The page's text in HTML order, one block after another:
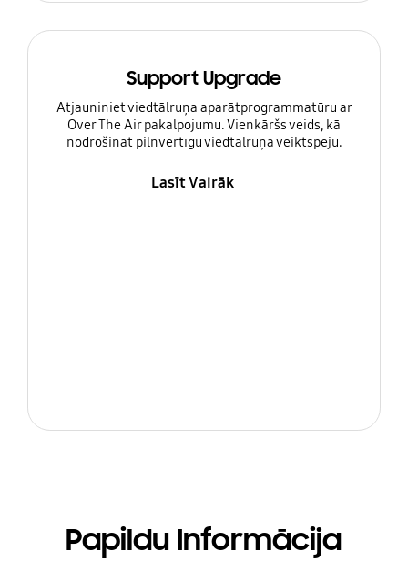
Support Upgrade
Atjauniniet viedtālruņa aparātprogrammatūru ar
Over The Air pakalpojumu. Vienkāršs veids, kā
nodrošināt pilnvērtīgu viedtālruņa veiktspēju.
Lasīt Vairāk
Papildu Informācija